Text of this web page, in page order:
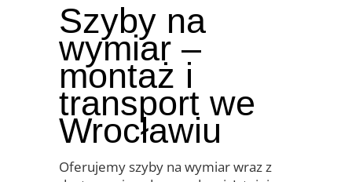
Szyby na
wymiar –
montaż i
transport we
Wrocławiu
Oferujemy szyby na wymiar wraz z